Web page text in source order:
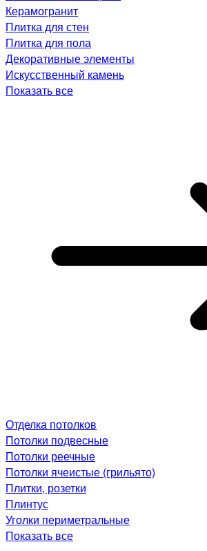
Керамогранит
Плитка для стен
Плитка для пола
Декоративные элементы
Искусственный камень
Показать все
Отделка потолков
Потолки подвесные
Потолки реечные
Потолки ячеистые (грильято)
Плитки, розетки
Плинтус
Уголки периметральные
Показать все